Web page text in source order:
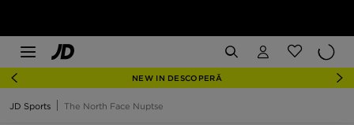
NEW IN DESCOPERĂ
JD Sports The North Face Nuptse